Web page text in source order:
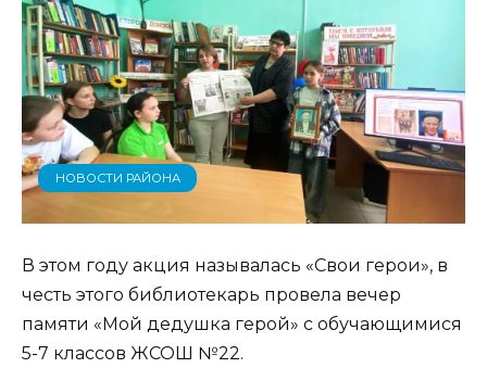
НОВОСТИ РАЙОНА
В этом году акция называлась «Свои герои», в
честь этого библиотекарь провела вечер
памяти «Мой дедушка герой» с обучающимися
5-7 классов ЖСОШ №22.